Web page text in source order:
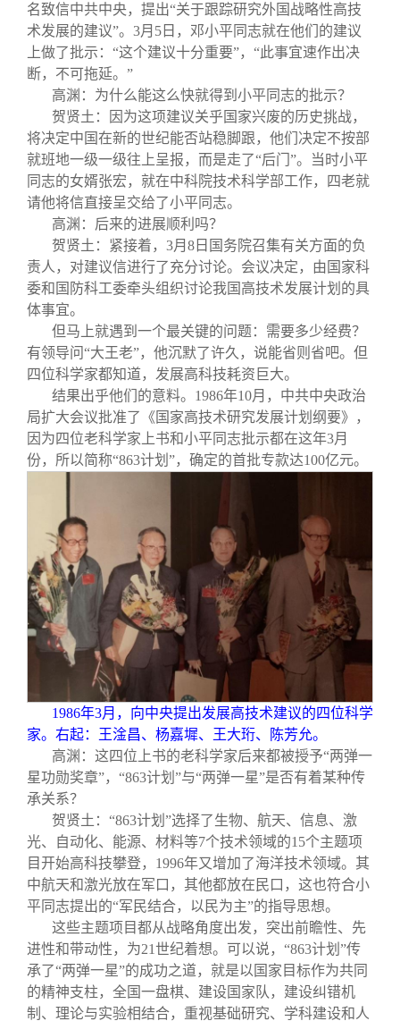
名致信中共中央，提出“关于跟踪研究外国战略性高技
术发展的建议”。3月5日，邓小平同志就在他们的建议
上做了批示：“这个建议十分重要”，“此事宜速作出决
断，不可拖延。”
高渊：为什么能这么快就得到小平同志的批示？
贺贤土：因为这项建议关乎国家兴废的历史挑战，
将决定中国在新的世纪能否站稳脚跟，他们决定不按部
就班地一级一级往上呈报，而是走了“后门”。当时小平
同志的女婿张宏，就在中科院技术科学部工作，四老就
请他将信直接呈交给了小平同志。
高渊：后来的进展顺利吗？
贺贤土：紧接着，3月8日国务院召集有关方面的负
责人，对建议信进行了充分讨论。会议决定，由国家科
委和国防科工委牵头组织讨论我国高技术发展计划的具
体事宜。
但马上就遇到一个最关键的问题：需要多少经费？
有领导问“大王老”，他沉默了许久，说能省则省吧。但
四位科学家都知道，发展高科技耗资巨大。
结果出乎他们的意料。1986年10月，中共中央政治
局扩大会议批准了《国家高技术研究发展计划纲要》，
因为四位老科学家上书和小平同志批示都在这年3月
份，所以简称“863计划”，确定的首批专款达100亿元。
1986年3月，向中央提出发展高技术建议的四位科学
家。右起：王淦昌、杨嘉墀、王大珩、陈芳允。
高渊：这四位上书的老科学家后来都被授予“两弹一
星功勋奖章”，“863计划”与“两弹一星”是否有着某种传
承关系？
贺贤土：“863计划”选择了生物、航天、信息、激
光、自动化、能源、材料等7个技术领域的15个主题项
目开始高科技攀登，1996年又增加了海洋技术领域。其
中航天和激光放在军口，其他都放在民口，这也符合小
平同志提出的“军民结合，以民为主”的指导思想。
这些主题项目都从战略角度出发，突出前瞻性、先
进性和带动性，为21世纪着想。可以说，“863计划”传
承了“两弹一星”的成功之道，就是以国家目标作为共同
的精神支柱，全国一盘棋、建设国家队，建设纠错机
制、理论与实验相结合，重视基础研究、学科建设和人